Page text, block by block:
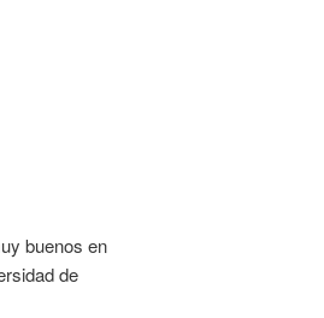
buenos en
de